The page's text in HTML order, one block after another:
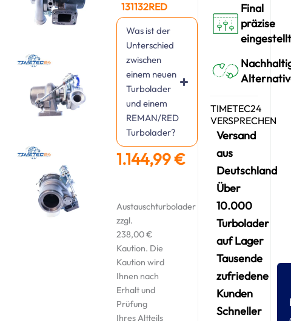
131132RED
Was ist der
Unterschied
zwischen
einem neuen
Turbolader
und einem
REMAN/RED
Turbolader?
1.144,99€
Austauschturbolader
zzgl.
238,00€
Kaution. Die
Kaution wird
Ihnen nach
Erhalt und
Prüfung
Ihres Altteils
Final
präzise
eingestellt
TIMETEC24
VERSPRECHEN
Versand
aus
Deutschland
Über
10.000
Turbolader
auf Lager
Tausende
zufriedene
Kunden
Schneller